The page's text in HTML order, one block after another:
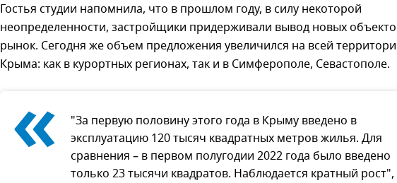
Гостья студии напомнила, что в прошлом году, в силу некоторой
неопределенности, застройщики придерживали вывод новых
рынок. Сегодня же объем предложения увеличился на всей
Крыма: как в курортных регионах, так и в Симферополе, Севастополе.
«
"За первую половину этого года в Крыму введено в
эксплуатацию 120 тысяч квадратных метров жилья. Для
сравнения – в первом полугодии 2022 года было введено
только 23 тысячи квадратов. Наблюдается кратный рост",